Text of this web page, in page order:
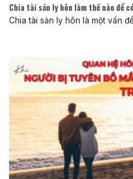
Chia tài sản ly hôn làm thế nào để
Chia tài sản ly hôn là một vấn